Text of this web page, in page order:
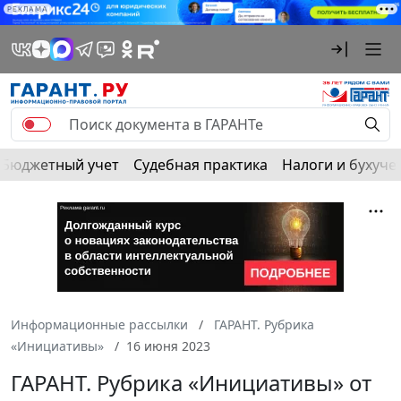
РЕКЛАМА
Бюджетный учет Судебная практика Налоги и
Информационные рассылки
ГАРАНТ. Рубрика
«Инициативы»
16 июня 2023
ГАРАНТ. Рубрика «Инициативы» от